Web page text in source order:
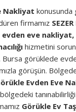
Nakliyat konusunda
firmamız
evden eve nakliyat,
hizmetini
Bursa görüklede
görüşün.
Evden Eve
Görükle Ev